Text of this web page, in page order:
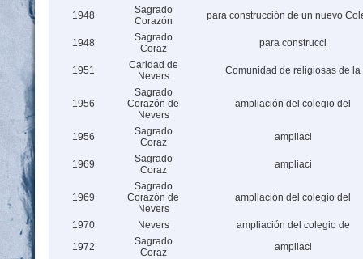
1948
Sagrado
Corazón
para construcción de un nuevo
1948
Sagrado
Coraz
para construcci
1951
Caridad de
Nevers
Comunidad de religiosas de la
1956
Sagrado
Corazón de
Nevers
ampliación del colegio del
1956
Sagrado
Coraz
ampliaci
1969
Sagrado
Coraz
ampliaci
1969
Sagrado
Corazón de
Nevers
ampliación del colegio del
1970 Nevers
ampliación del colegio de
1972
Sagrado
Coraz
ampliaci